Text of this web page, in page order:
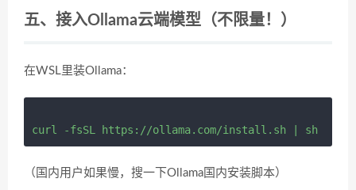
五、接入Ollama云端模型（不限量！）
在WSL里装Ollama：
（国内用户如果慢，搜一下Ollama国内安装脚本）